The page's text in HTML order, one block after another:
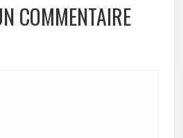
COMMENTAIRE